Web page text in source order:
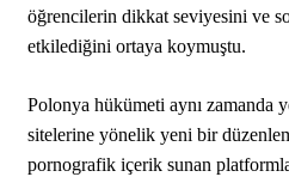
öğrencilerin dikkat seviyesini ve
etkilediğini ortaya koymuştu.
Polonya hükümeti aynı zamanda
sitelerine yönelik yeni bir
pornografik içerik sunan